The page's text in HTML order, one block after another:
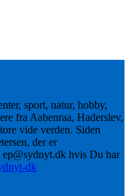
sport, natur, hobby,
fra Aabenraa, Haderslev,
vide verden. Siden
der er
ep@sydnyt.dk hvis Du har
dk